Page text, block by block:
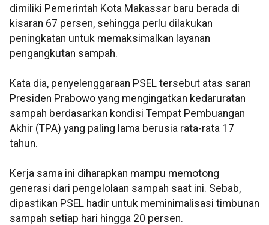
dimiliki Pemerintah Kota Makassar baru berada di
kisaran 67 persen, sehingga perlu dilakukan
peningkatan untuk memaksimalkan layanan
pengangkutan sampah.
Kata dia, penyelenggaraan PSEL tersebut atas saran
Presiden Prabowo yang mengingatkan kedaruratan
sampah berdasarkan kondisi Tempat Pembuangan
Akhir (TPA) yang paling lama berusia rata-rata 17
tahun.
Kerja sama ini diharapkan mampu memotong
generasi dari pengelolaan sampah saat ini. Sebab,
dipastikan PSEL hadir untuk meminimalisasi timbunan
sampah setiap hari hingga 20 persen.